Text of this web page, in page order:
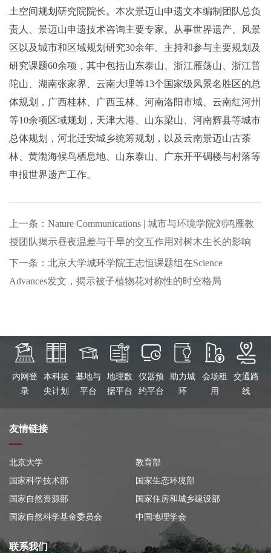
土空间规划研究院院长。本次景迈山申遗文本编制团队总负
责人、景迈山申遗技术咨询主要专家。从事世界遗产、风景
区以及城市和区域规划研究30余年。主持和参与主要规划及
研究课题60余项，其中包括山东泰山、浙江雁荡山、浙江普
陀山、湖南张家界、云南大理等13个国家级风景名胜区的总
体规划，广西桂林、广西玉林、河南洛阳市域、云南红河州
等10余项区域规划，天津大港、山东梁山、河南辉县等城市
总体规划，河北迁安城乡统筹规划，以及云南景迈山古茶
林、黄渤海候鸟栖息地、山东泰山、广东开平碉楼与村落等
申报世界遗产工作。
上一条：Nature Communications | 城市与环境学院刘鸿雁教
授团队揭示昼夜温差与干旱的交互作用对树木生长的影响
下一条：北京大学城环学院王志恒课题组在Science
Advances发文，揭示被子植物花对称性的时空格局
内网登
录
本科拔
尖计划
基地与
平台
地理数
据平台
仪器预
约平台
助力城
环
会场租
用
交通路
线
友情链接
北京大学
教育部
国家科学技术部
国家生态环境部
国家自然资源部
国家住房和城乡建设部
国家自然科学基金委员会
中国地理学会
联系我们